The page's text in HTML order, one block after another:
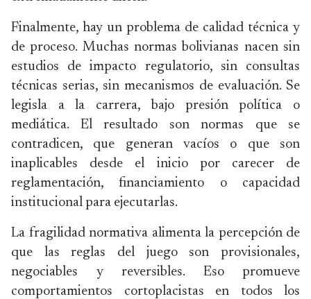
Finalmente, hay un problema de calidad técnica y
de proceso. Muchas normas bolivianas nacen sin
estudios de impacto regulatorio, sin consultas
técnicas serias, sin mecanismos de evaluación. Se
legisla a la carrera, bajo presión política o
mediática. El resultado son normas que se
contradicen, que generan vacíos o que son
inaplicables desde el inicio por carecer de
reglamentación, financiamiento o capacidad
institucional para ejecutarlas.
La fragilidad normativa alimenta la percepción de
que las reglas del juego son provisionales,
negociables y reversibles. Eso promueve
comportamientos cortoplacistas en todos los